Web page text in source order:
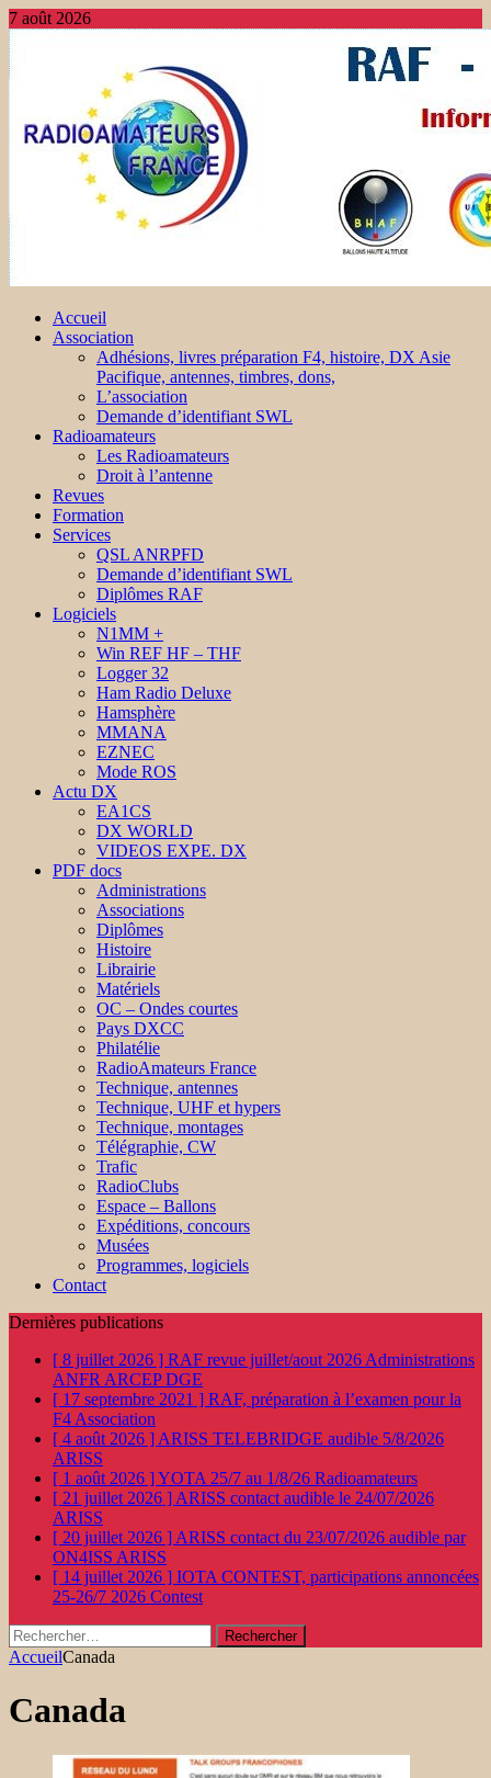
7 août 2026
Accueil
Association
Adhésions, livres préparation F4, histoire, DX Asie
Pacifique, antennes, timbres, dons,
L’association
Demande d’identifiant SWL
Radioamateurs
Les Radioamateurs
Droit à l’antenne
Revues
Formation
Services
QSL ANRPFD
Demande d’identifiant SWL
Diplômes RAF
Logiciels
N1MM +
Win REF HF – THF
Logger 32
Ham Radio Deluxe
Hamsphère
MMANA
EZNEC
Mode ROS
Actu DX
EA1CS
DX WORLD
VIDEOS EXPE. DX
PDF docs
Administrations
Associations
Diplômes
Histoire
Librairie
Matériels
OC – Ondes courtes
Pays DXCC
Philatélie
RadioAmateurs France
Technique, antennes
Technique, UHF et hypers
Technique, montages
Télégraphie, CW
Trafic
RadioClubs
Espace – Ballons
Expéditions, concours
Musées
Programmes, logiciels
Contact
Dernières publications
[ 8 juillet 2026 ] RAF revue juillet/aout 2026 Administrations
ANFR ARCEP DGE
[ 17 septembre 2021 ] RAF, préparation à l’examen pour la
F4 Association
[ 4 août 2026 ] ARISS TELEBRIDGE audible 5/8/2026
ARISS
[ 1 août 2026 ]YOTA 25/7 au 1/8/26 Radioamateurs
[ 21 juillet 2026 ] ARISS contact audible le 24/07/2026
ARISS
[ 20 juillet 2026 ] ARISS contact du 23/07/2026 audible par
ON4ISS ARISS
[ 14 juillet 2026 ] IOTA CONTEST, participations annoncées
25-26/7 2026 Contest
Rechercher :
AccueilCanada
Canada